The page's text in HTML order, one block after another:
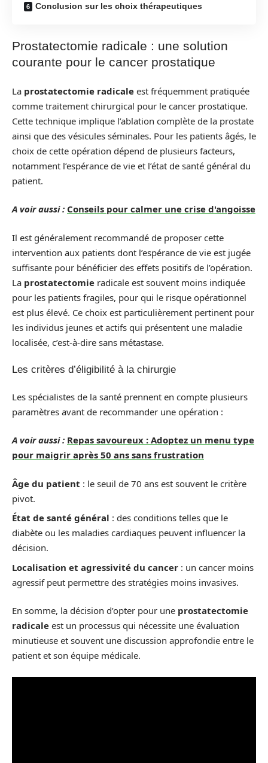
Conclusion sur les choix thérapeutiques
Prostatectomie radicale : une solution
courante pour le cancer prostatique
La prostatectomie radicale est fréquemment pratiquée
comme traitement chirurgical pour le cancer prostatique.
Cette technique implique l’ablation complète de la prostate
ainsi que des vésicules séminales. Pour les patients âgés, le
choix de cette opération dépend de plusieurs facteurs,
notamment l’espérance de vie et l’état de santé général du
patient.
A voir aussi : Conseils pour calmer une crise d'angoisse
Il est généralement recommandé de proposer cette
intervention aux patients dont l’espérance de vie est jugée
suffisante pour bénéficier des effets positifs de l’opération.
La prostatectomie radicale est souvent moins indiquée
pour les patients fragiles, pour qui le risque opérationnel
est plus élevé. Ce choix est particulièrement pertinent pour
les individus jeunes et actifs qui présentent une maladie
localisée, c’est-à-dire sans métastase.
Les critères d’éligibilité à la chirurgie
Les spécialistes de la santé prennent en compte plusieurs
paramètres avant de recommander une opération :
A voir aussi : Repas savoureux : Adoptez un menu type
pour maigrir après 50 ans sans frustration
Âge du patient : le seuil de 70 ans est souvent le critère
pivot.
État de santé général : des conditions telles que le
diabète ou les maladies cardiaques peuvent influencer la
décision.
Localisation et agressivité du cancer : un cancer moins
agressif peut permettre des stratégies moins invasives.
En somme, la décision d’opter pour une prostatectomie
radicale est un processus qui nécessite une évaluation
minutieuse et souvent une discussion approfondie entre le
patient et son équipe médicale.